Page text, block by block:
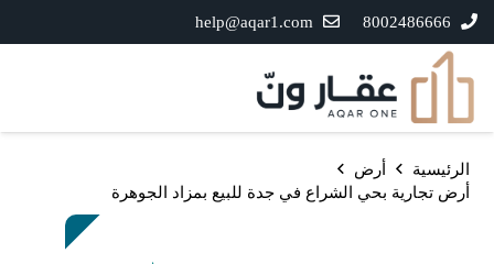
8002486666
help@aqar1.com
الرئيسية
أرض
أرض تجارية بحي الشراع في جدة للبيع بمزاد الجوهرة